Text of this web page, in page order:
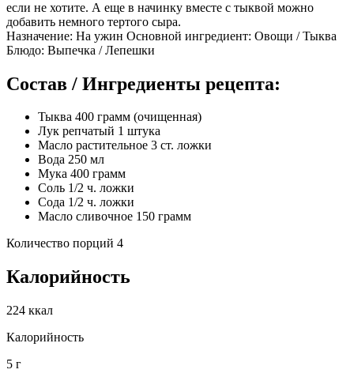
если не хотите. А еще в начинку вместе с тыквой можно
добавить немного тертого сыра.
Назначение: На ужин Основной ингредиент: Овощи / Тыква
Блюдо: Выпечка / Лепешки
Состав / Ингредиенты рецепта:
Тыква 400 грамм (очищенная)
Лук репчатый 1 штука
Масло растительное 3 ст. ложки
Вода 250 мл
Мука 400 грамм
Соль 1/2 ч. ложки
Сода 1/2 ч. ложки
Масло сливочное 150 грамм
Количество порций 4
Калорийность
224 ккал
Калорийность
5 г